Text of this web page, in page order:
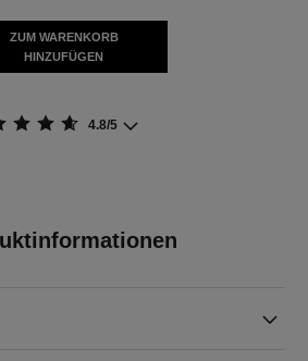
ZUM WARENKORB
HINZUFÜGEN
4.8/5